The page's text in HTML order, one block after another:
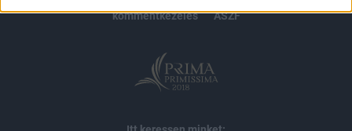
kommentkezelés
ÁSZF